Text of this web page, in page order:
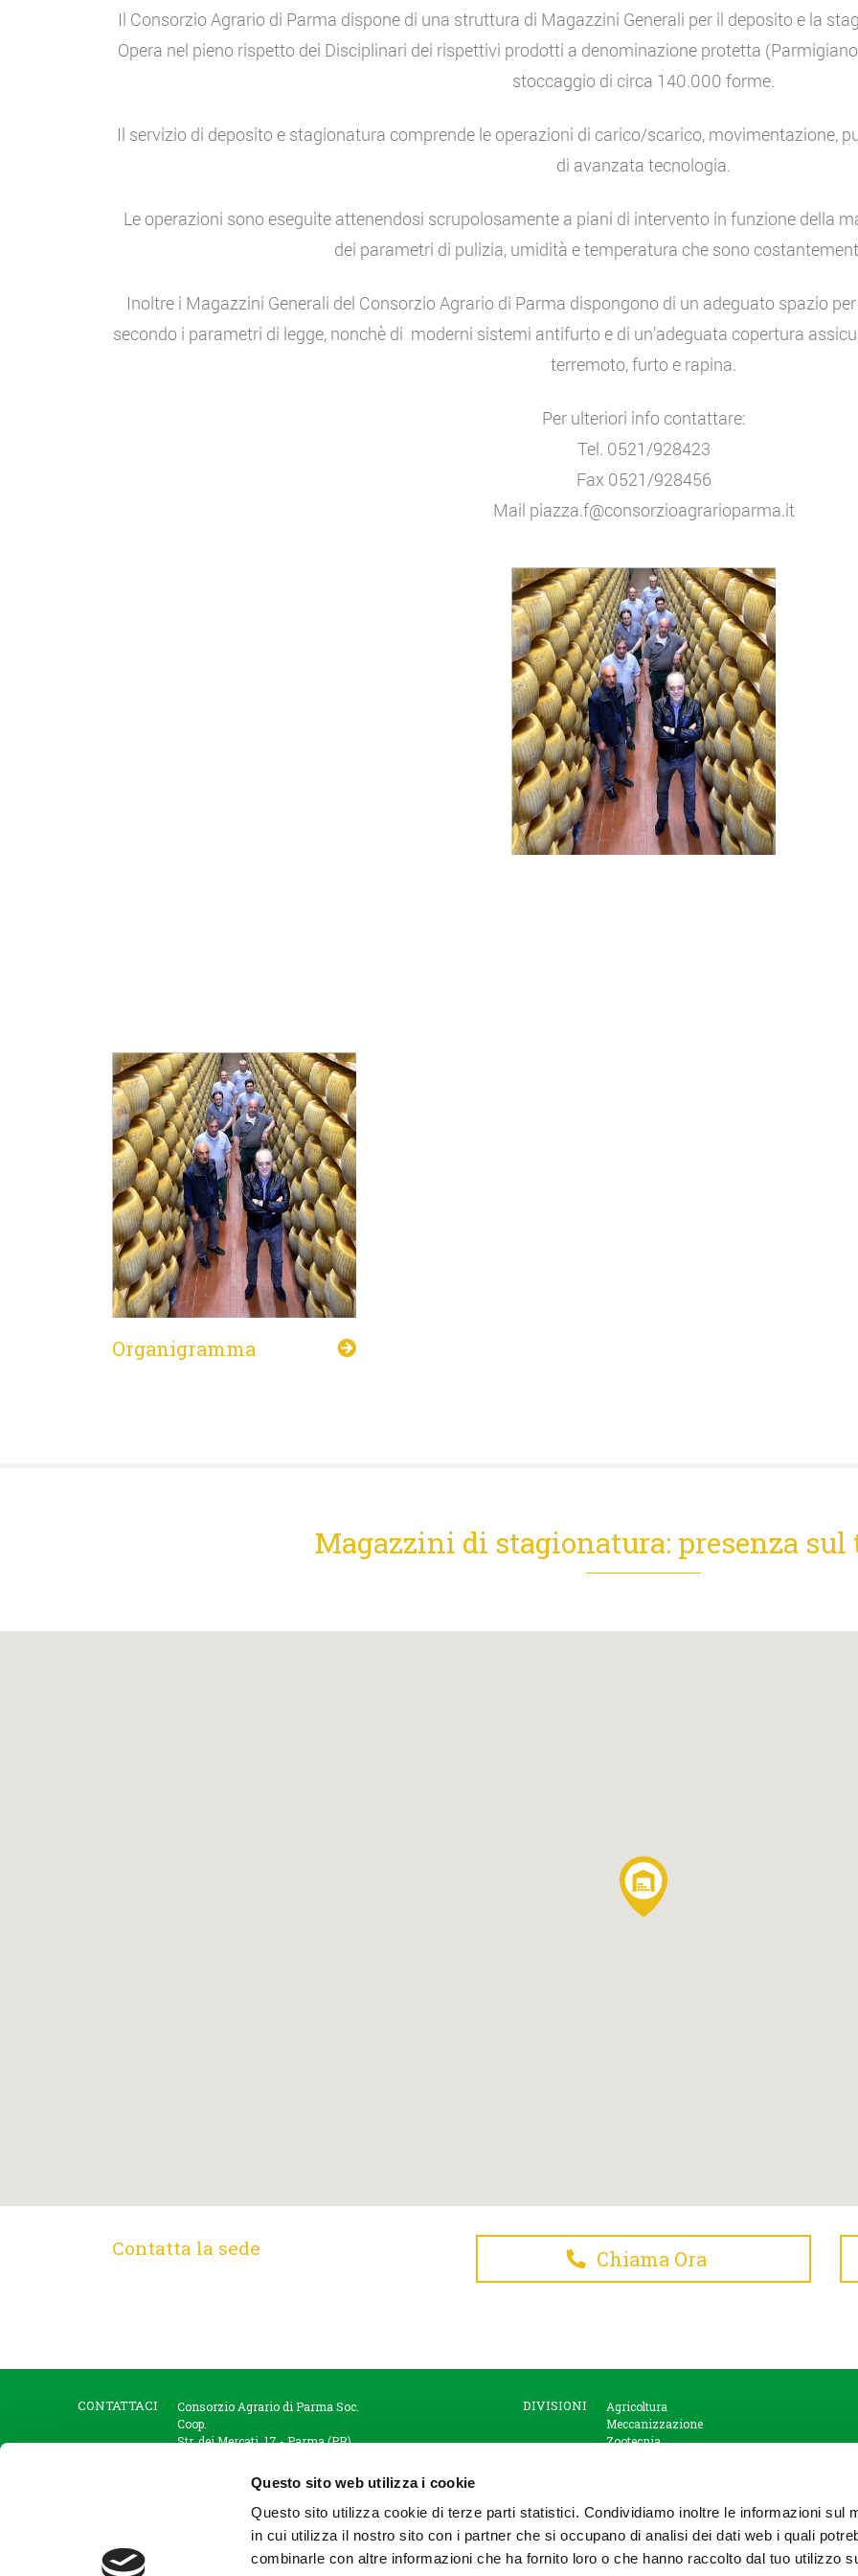
Questo sito web utilizza i cookie
Questo sito utilizza cookie di terze parti statistici. Condividiamo inoltre le informazioni sul
in cui utilizza il nostro sito con i partner che si occupano di analisi dei dati web i quali
combinarle con altre informazioni che ha fornito loro o che hanno raccolto dal tuo utilizzo
Il Consorzio Agrario di Parma dispone di una struttura di Magazzini Generali per il deposito e la
Opera nel pieno rispetto dei Disciplinari dei rispettivi prodotti a denominazione protetta
stoccaggio di circa 140.000 forme.
Il servizio di deposito e stagionatura comprende le operazioni di carico/scarico, movimentazione,
di avanzata tecnologia.
Le operazioni sono eseguite attenendosi scrupolosamente a piani di intervento in funzione della
dei parametri di pulizia, umidità e temperatura che sono
Inoltre i Magazzini Generali del Consorzio Agrario di Parma dispongono di un adeguato spazio
secondo i parametri di legge, nonchè di moderni sistemi antifurto e di un’adeguata copertura
terremoto, furto e rapina.
Per ulteriori info contattare:
Tel. 0521/928423
Fax 0521/928456
Mail piazza.f@consorzioagrarioparma.it
Organigramma
Magazzini di stagionatura: presenza
Contatta la sede Chiama Ora
CONTATTACI
Consorzio Agrario di Parma Soc.
Coop.
Str. dei Mercati, 17 - Parma (PR)
fax +39.0521.928202
DIVISIONI
Agricoltura
Meccanizzazione
Zootecnia
Prodotti alimentari
Prodotti assicurativi
Magazzini di stagionatura